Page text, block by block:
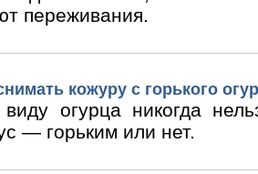
переживания.
кожуру с горького
огурца никогда
— горьким или нет.